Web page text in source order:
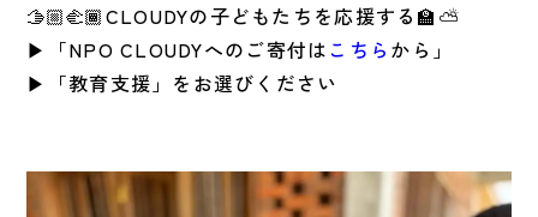
🫱🏼‍🫲🏾CLOUDYの子どもたちを応援する🏫⛅️
▶︎「NPO CLOUDYへのご寄付はこちら から」
▶︎「教育支援」をお選びください